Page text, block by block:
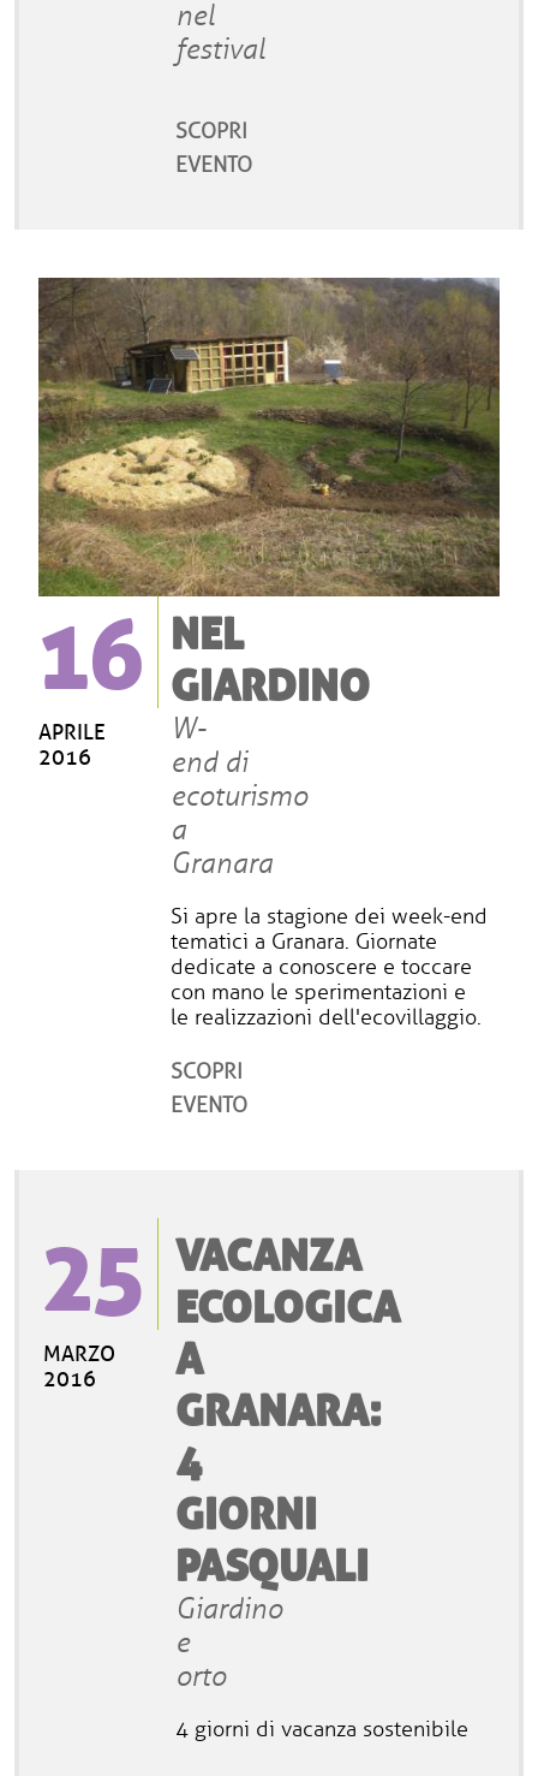
nel
festival
SCOPRI
EVENTO
16
APRILE
2016
NEL
GIARDINO
W-
end di
ecoturismo
a
Granara
Si apre la stagione dei week-end
tematici a Granara. Giornate
dedicate a conoscere e toccare
con mano le sperimentazioni e
le realizzazioni dell'ecovillaggio.
SCOPRI
EVENTO
25
MARZO
2016
VACANZA
ECOLOGICA
A
GRANARA:
4
GIORNI
PASQUALI
Giardino
e
orto
4 giorni di vacanza sostenibile